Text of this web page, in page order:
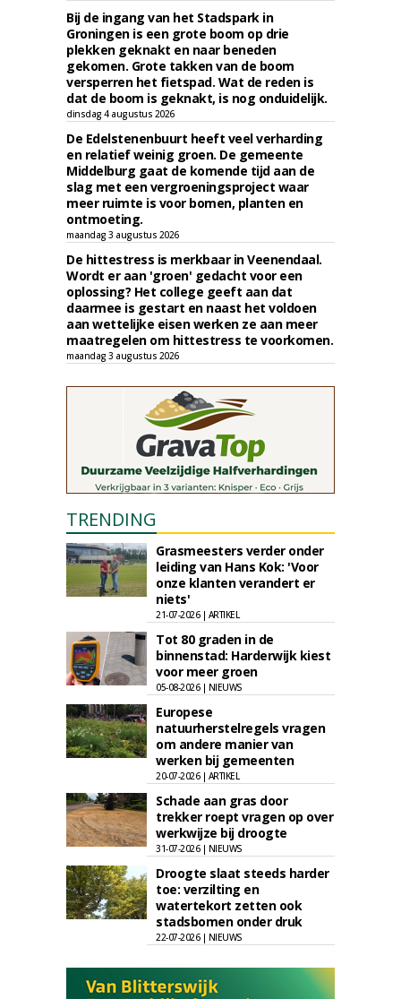
Bij de ingang van het Stadspark in
Groningen is een grote boom op drie
plekken geknakt en naar beneden
gekomen. Grote takken van de boom
versperren het fietspad. Wat de reden is
dat de boom is geknakt, is nog onduidelijk.
dinsdag 4 augustus 2026
De Edelstenenbuurt heeft veel verharding
en relatief weinig groen. De gemeente
Middelburg gaat de komende tijd aan de
slag met een vergroeningsproject waar
meer ruimte is voor bomen, planten en
ontmoeting.
maandag 3 augustus 2026
De hittestress is merkbaar in Veenendaal.
Wordt er aan 'groen' gedacht voor een
oplossing? Het college geeft aan dat
daarmee is gestart en naast het voldoen
aan wettelijke eisen werken ze aan meer
maatregelen om hittestress te voorkomen.
maandag 3 augustus 2026
TRENDING
Grasmeesters verder onder
leiding van Hans Kok: 'Voor
onze klanten verandert er
niets'
21-07-2026 | ARTIKEL
Tot 80 graden in de
binnenstad: Harderwijk kiest
voor meer groen
05-08-2026 | NIEUWS
Europese
natuurherstelregels vragen
om andere manier van
werken bij gemeenten
20-07-2026 | ARTIKEL
Schade aan gras door
trekker roept vragen op over
werkwijze bij droogte
31-07-2026 | NIEUWS
Droogte slaat steeds harder
toe: verzilting en
watertekort zetten ook
stadsbomen onder druk
22-07-2026 | NIEUWS